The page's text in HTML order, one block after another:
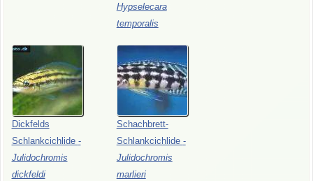
Hypselecara
temporalis
Dickfelds
Schlankcichlide -
Julidochromis
dickfeldi
Schachbrett-
Schlankcichlide -
Julidochromis
marlieri